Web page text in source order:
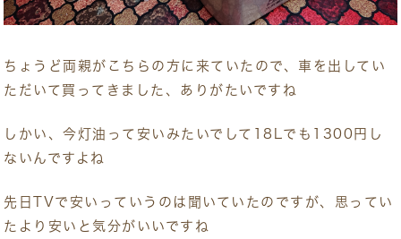
ちょうど両親がこちらの方に来ていたので、車を出してい
ただいて買ってきました、ありがたいですね
しかい、今灯油って安いみたいでして18Lでも1300円し
ないんですよね
先日TVで安いっていうのは聞いていたのですが、思ってい
たより安いと気分がいいですね